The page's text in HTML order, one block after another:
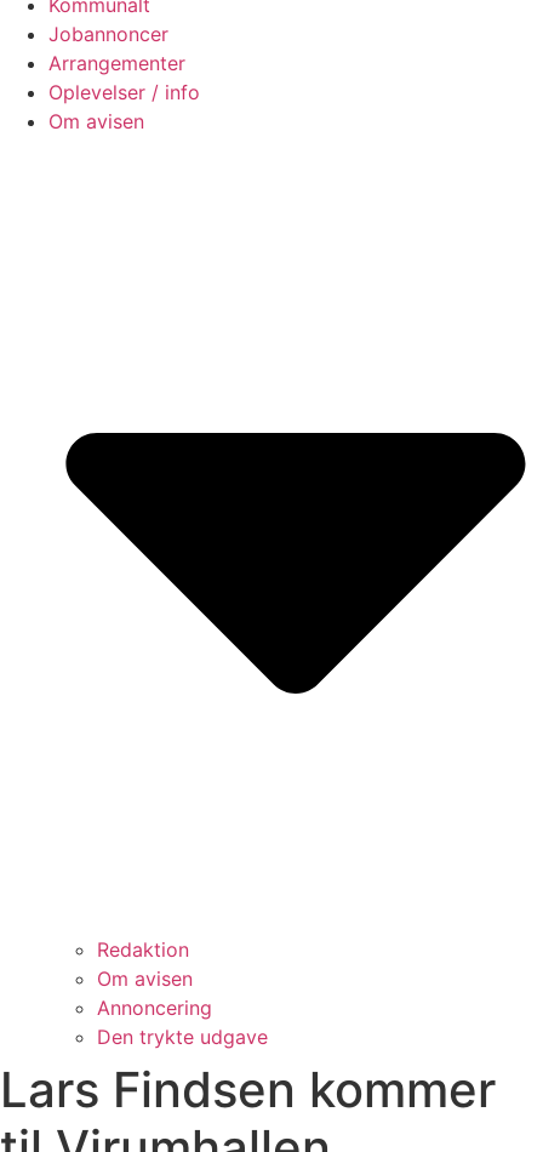
Jobannoncer
Arrangementer
Oplevelser / info
Om avisen
Redaktion
Om avisen
Annoncering
Den trykte udgave
Lars Findsen kommer